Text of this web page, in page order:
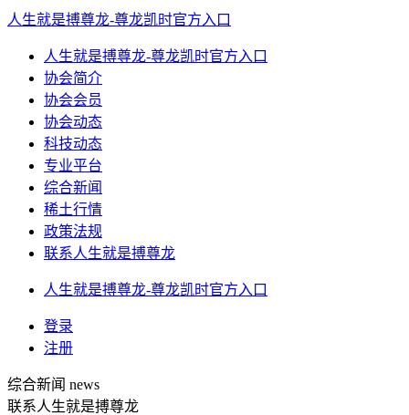
人生就是搏尊龙-尊龙凯时官方入口
人生就是搏尊龙-尊龙凯时官方入口
协会简介
协会会员
协会动态
科技动态
专业平台
综合新闻
稀土行情
政策法规
联系人生就是搏尊龙
人生就是搏尊龙-尊龙凯时官方入口
登录
注册
综合新闻 news
联系人生就是搏尊龙